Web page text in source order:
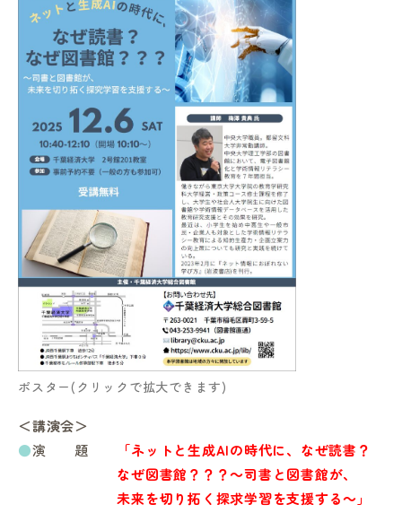
ポスター(クリックで拡大できます)
＜講演会＞
●演 題
「ネットと生成AIの時代に、なぜ読書？
なぜ図書館？？？～司書と図書館が、
未来を切り拓く探求学習を支援する～」